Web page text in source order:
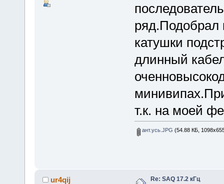
ряд.Подобрал
катушки
длинный
т.к. на моей
ант.усь.JPG (54.88 КБ,
ur4qij Re: SAQ 17.2 кГц